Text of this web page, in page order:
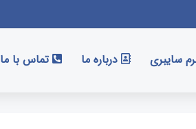
سایبری درباره ما تماس با ما